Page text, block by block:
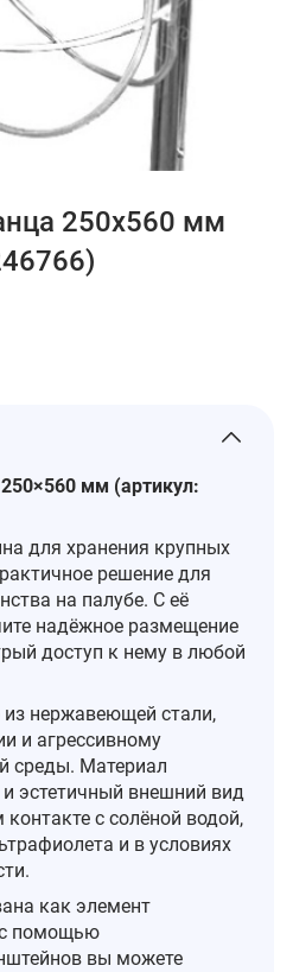
250х560 мм
мм (артикул:
для хранения крупных
решение для
на палубе. С её
надёжное размещение
доступ к нему в любой
из нержавеющей стали,
и агрессивному
среды. Материал
и эстетичный внешний вид
с солёной водой,
и в условиях
как элемент
помощью
вы можете